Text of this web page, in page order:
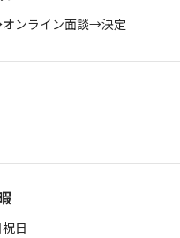
ンライン面談→決定
日